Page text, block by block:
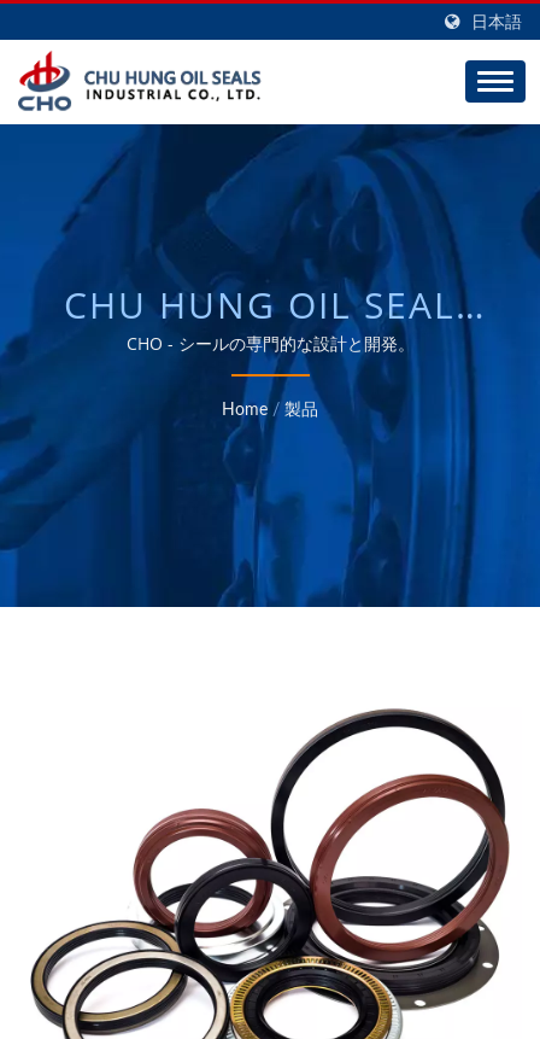
日本語
CHU HUNG OIL SEALS
INDUSTRIAL CO., LTD.
CHO - シールの専門的な設計と開発。
Home / 製品